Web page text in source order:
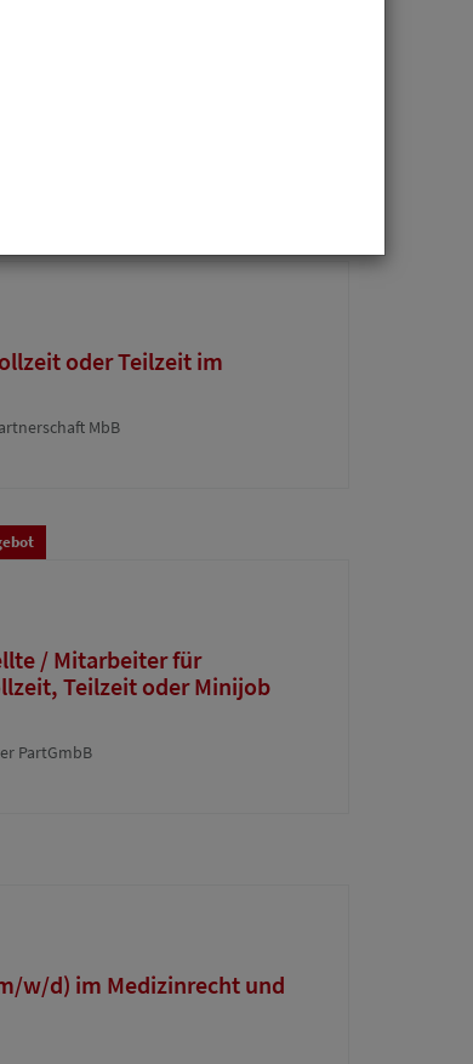
(m/w/d) für
oder Teilzeit im
MbB
/ Mitarbeiter für
Teilzeit oder Minijob
PartGmbB
w/d) im Medizinrecht und